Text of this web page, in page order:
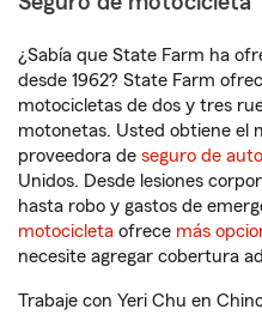
¿Sabía que State Farm ha
desde 1962? State Farm
motocicletas de dos y tres
motonetas. Usted obtiene el
proveedora de seguro de auto
Unidos. Desde lesiones
hasta robo y gastos de
motocicleta ofrece más
necesite agregar cobertura
Trabaje con Yeri Chu en